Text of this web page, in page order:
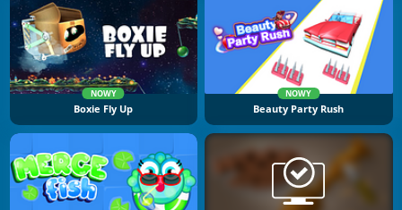
NOWY
Boxie Fly Up
NOWY
Beauty Party Rush